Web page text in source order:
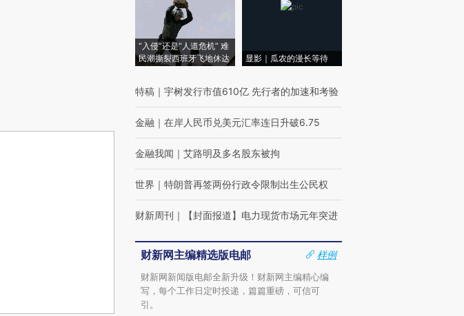
“入侵”还是“人道危机” 难
民潮撕裂西班牙飞地休达
显影｜瓜农的漫长等待
特稿 ｜ 宇树发行市值610亿 先行者的加速和考验
金融 ｜ 在岸人民币兑美元汇率连日升破6.75
金融我闻 ｜ 艾路明及多名股东被拘
世界 ｜ 特朗普再签两份行政令限制出生公民权
财新周刊 ｜ 【封面报道】电力现货市场元年突进
财新网主编精选版电邮
样例
财新网新闻版电邮全新升级！财新网主编精心编
写，每个工作日定时投递，篇篇重磅，可信可
引。